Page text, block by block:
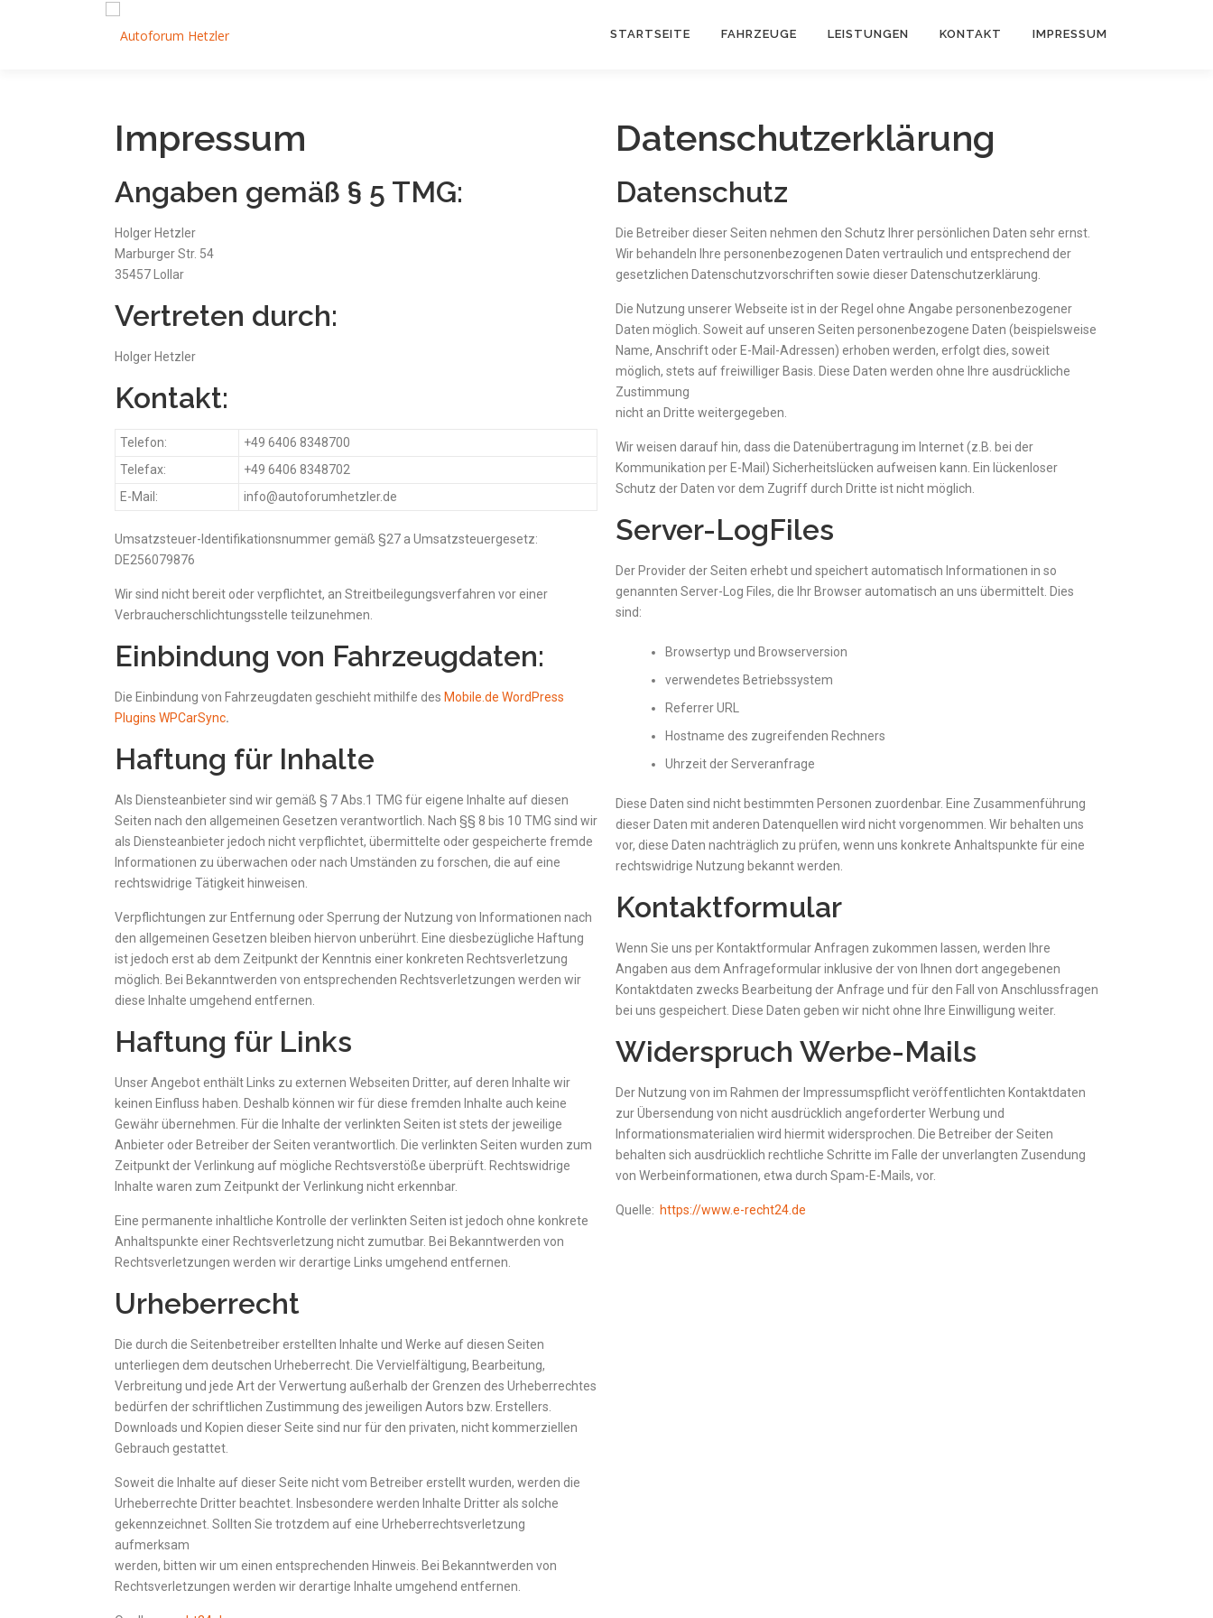
STARTSEITE FAHRZEUGE LEISTUNGEN KONTAKT IMPRESSUM
Impressum
Angaben gemäß § 5 TMG:
Holger Hetzler
Marburger Str. 54
35457 Lollar
Vertreten durch:
Holger Hetzler
Kontakt:
Telefon:
+49 6406 8348700
Telefax:
+49 6406 8348702
E-Mail:
info@autoforumhetzler.de
Umsatzsteuer-Identifikationsnummer gemäß §27 a Umsatzsteuergesetz:
DE256079876
Wir sind nicht bereit oder verpflichtet, an Streitbeilegungsverfahren vor einer
Verbraucherschlichtungsstelle teilzunehmen.
Einbindung von Fahrzeugdaten:
Die Einbindung von Fahrzeugdaten geschieht mithilfe des Mobile.de WordPress
Plugins WPCarSync.
Haftung für Inhalte
Als Diensteanbieter sind wir gemäß § 7 Abs.1 TMG für eigene Inhalte auf diesen
Seiten nach den allgemeinen Gesetzen verantwortlich. Nach §§ 8 bis 10 TMG sind wir
als Diensteanbieter jedoch nicht verpflichtet, übermittelte oder gespeicherte fremde
Informationen zu überwachen oder nach Umständen zu forschen, die auf eine
rechtswidrige Tätigkeit hinweisen.
Verpflichtungen zur Entfernung oder Sperrung der Nutzung von Informationen nach
den allgemeinen Gesetzen bleiben hiervon unberührt. Eine diesbezügliche Haftung
ist jedoch erst ab dem Zeitpunkt der Kenntnis einer konkreten Rechtsverletzung
möglich. Bei Bekanntwerden von entsprechenden Rechtsverletzungen werden wir
diese Inhalte umgehend entfernen.
Haftung für Links
Unser Angebot enthält Links zu externen Webseiten Dritter, auf deren Inhalte wir
keinen Einfluss haben. Deshalb können wir für diese fremden Inhalte auch keine
Gewähr übernehmen. Für die Inhalte der verlinkten Seiten ist stets der jeweilige
Anbieter oder Betreiber der Seiten verantwortlich. Die verlinkten Seiten wurden zum
Zeitpunkt der Verlinkung auf mögliche Rechtsverstöße überprüft. Rechtswidrige
Inhalte waren zum Zeitpunkt der Verlinkung nicht erkennbar.
Eine permanente inhaltliche Kontrolle der verlinkten Seiten ist jedoch ohne konkrete
Anhaltspunkte einer Rechtsverletzung nicht zumutbar. Bei Bekanntwerden von
Rechtsverletzungen werden wir derartige Links umgehend entfernen.
Urheberrecht
Die durch die Seitenbetreiber erstellten Inhalte und Werke auf diesen Seiten
unterliegen dem deutschen Urheberrecht. Die Vervielfältigung, Bearbeitung,
Verbreitung und jede Art der Verwertung außerhalb der Grenzen des Urheberrechtes
bedürfen der schriftlichen Zustimmung des jeweiligen Autors bzw. Erstellers.
Downloads und Kopien dieser Seite sind nur für den privaten, nicht kommerziellen
Gebrauch gestattet.
Soweit die Inhalte auf dieser Seite nicht vom Betreiber erstellt wurden, werden die
Urheberrechte Dritter beachtet. Insbesondere werden Inhalte Dritter als solche
gekennzeichnet. Sollten Sie trotzdem auf eine Urheberrechtsverletzung
aufmerksam
werden, bitten wir um einen entsprechenden Hinweis. Bei Bekanntwerden von
Rechtsverletzungen werden wir derartige Inhalte umgehend entfernen.
Datenschutzerklärung
Datenschutz
Die Betreiber dieser Seiten nehmen den Schutz Ihrer persönlichen Daten sehr ernst.
Wir behandeln Ihre personenbezogenen Daten vertraulich und entsprechend der
gesetzlichen Datenschutzvorschriften sowie dieser Datenschutzerklärung.
Die Nutzung unserer Webseite ist in der Regel ohne Angabe personenbezogener
Daten möglich. Soweit auf unseren Seiten personenbezogene Daten (beispielsweise
Name, Anschrift oder E-Mail-Adressen) erhoben werden, erfolgt dies, soweit
möglich, stets auf freiwilliger Basis. Diese Daten werden ohne Ihre ausdrückliche
Zustimmung
nicht an Dritte weitergegeben.
Wir weisen darauf hin, dass die Datenübertragung im Internet (z.B. bei der
Kommunikation per E-Mail) Sicherheitslücken aufweisen kann. Ein lückenloser
Schutz der Daten vor dem Zugriff durch Dritte ist nicht möglich.
Server-LogFiles
Der Provider der Seiten erhebt und speichert automatisch Informationen in so
genannten Server-Log Files, die Ihr Browser automatisch an uns übermittelt. Dies
sind:
Browsertyp und Browserversion
verwendetes Betriebssystem
Referrer URL
Hostname des zugreifenden Rechners
Uhrzeit der Serveranfrage
Diese Daten sind nicht bestimmten Personen zuordenbar. Eine Zusammenführung
dieser Daten mit anderen Datenquellen wird nicht vorgenommen. Wir behalten uns
vor, diese Daten nachträglich zu prüfen, wenn uns konkrete Anhaltspunkte für eine
rechtswidrige Nutzung bekannt werden.
Kontaktformular
Wenn Sie uns per Kontaktformular Anfragen zukommen lassen, werden Ihre
Angaben aus dem Anfrageformular inklusive der von Ihnen dort angegebenen
Kontaktdaten zwecks Bearbeitung der Anfrage und für den Fall von Anschlussfragen
bei uns gespeichert. Diese Daten geben wir nicht ohne Ihre Einwilligung weiter.
Widerspruch Werbe-Mails
Der Nutzung von im Rahmen der Impressumspflicht veröffentlichten Kontaktdaten
zur Übersendung von nicht ausdrücklich angeforderter Werbung und
Informationsmaterialien wird hiermit widersprochen. Die Betreiber der Seiten
behalten sich ausdrücklich rechtliche Schritte im Falle der unverlangten Zusendung
von Werbeinformationen, etwa durch Spam-E-Mails, vor.
Quelle: https://www.e-recht24.de